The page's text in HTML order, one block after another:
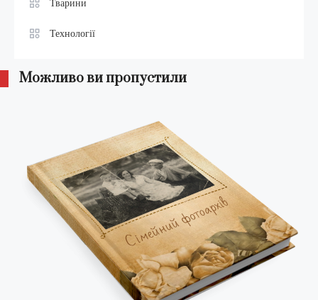
Тварини
Технології
Можливо ви пропустили